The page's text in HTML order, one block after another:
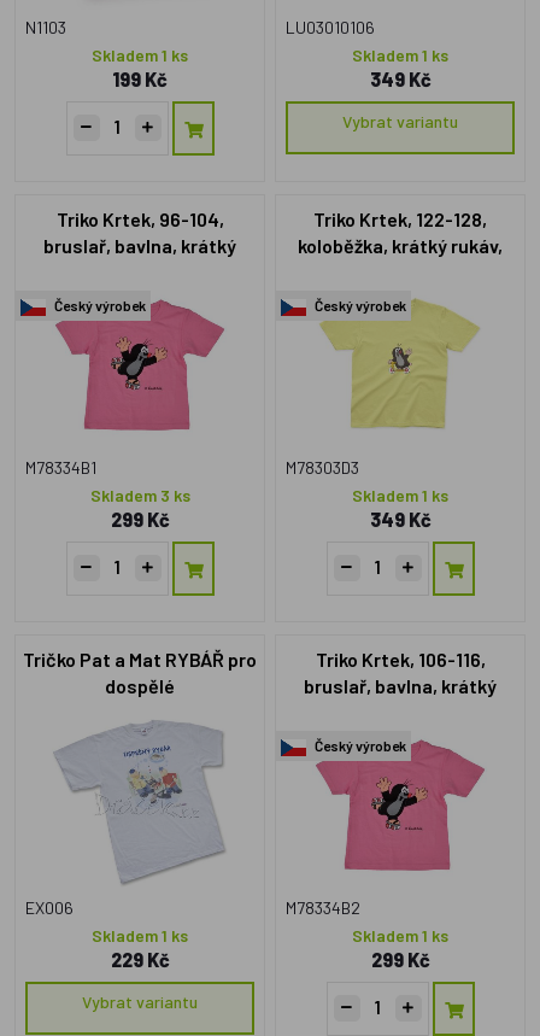
N1103
Skladem 1 ks
199 Kč
LU03010106
Skladem 1 ks
349 Kč
Vybrat variantu
Triko Krtek, 96-104,
bruslař, bavlna, krátký
Český výrobek
M78334B1
Skladem 3 ks
299 Kč
Triko Krtek, 122-128,
koloběžka, krátký rukáv,
Český výrobek
M78303D3
Skladem 1 ks
349 Kč
Tričko Pat a Mat RYBÁŘ pro
dospělé
EX006
Skladem 1 ks
229 Kč
Vybrat variantu
Triko Krtek, 106-116,
bruslař, bavlna, krátký
Český výrobek
M78334B2
Skladem 1 ks
299 Kč